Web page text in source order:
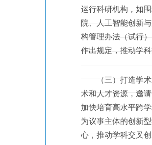
运行科研机构，如
院、人工智能创新
构管理办法（试行
作出规定，推动学
（三）打造学术
术和人才资源，邀
加快培育高水平跨
为议事主体的创新
心，推动学科交叉